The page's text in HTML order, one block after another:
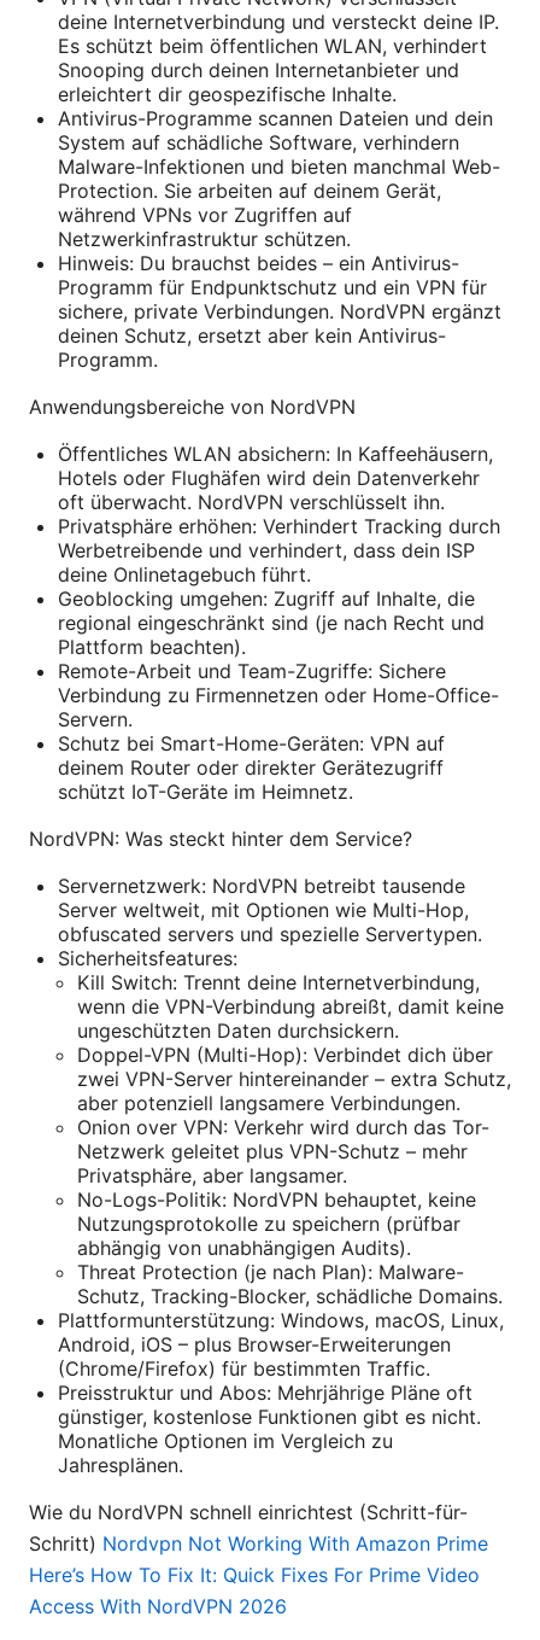
deine Internetverbindung und versteckt deine IP.
Es schützt beim öffentlichen WLAN, verhindert
Snooping durch deinen Internetanbieter und
erleichtert dir geospezifische Inhalte.
Antivirus-Programme scannen Dateien und dein
System auf schädliche Software, verhindern
Malware-Infektionen und bieten manchmal Web-
Protection. Sie arbeiten auf deinem Gerät,
während VPNs vor Zugriffen auf
Netzwerkinfrastruktur schützen.
Hinweis: Du brauchst beides – ein Antivirus-
Programm für Endpunktschutz und ein VPN für
sichere, private Verbindungen. NordVPN ergänzt
deinen Schutz, ersetzt aber kein Antivirus-
Programm.
Anwendungsbereiche von NordVPN
Öffentliches WLAN absichern: In Kaffeehäusern,
Hotels oder Flughäfen wird dein Datenverkehr
oft überwacht. NordVPN verschlüsselt ihn.
Privatsphäre erhöhen: Verhindert Tracking durch
Werbetreibende und verhindert, dass dein ISP
deine Onlinetagebuch führt.
Geoblocking umgehen: Zugriff auf Inhalte, die
regional eingeschränkt sind (je nach Recht und
Plattform beachten).
Remote-Arbeit und Team-Zugriffe: Sichere
Verbindung zu Firmennetzen oder Home-Office-
Servern.
Schutz bei Smart-Home-Geräten: VPN auf
deinem Router oder direkter Gerätezugriff
schützt IoT-Geräte im Heimnetz.
NordVPN: Was steckt hinter dem Service?
Servernetzwerk: NordVPN betreibt tausende
Server weltweit, mit Optionen wie Multi-Hop,
obfuscated servers und spezielle Servertypen.
Sicherheitsfeatures:
Kill Switch: Trennt deine Internetverbindung,
wenn die VPN-Verbindung abreißt, damit keine
ungeschützten Daten durchsickern.
Doppel-VPN (Multi-Hop): Verbindet dich über
zwei VPN-Server hintereinander – extra Schutz,
aber potenziell langsamere Verbindungen.
Onion over VPN: Verkehr wird durch das Tor-
Netzwerk geleitet plus VPN-Schutz – mehr
Privatsphäre, aber langsamer.
No-Logs-Politik: NordVPN behauptet, keine
Nutzungsprotokolle zu speichern (prüfbar
abhängig von unabhängigen Audits).
Threat Protection (je nach Plan): Malware-
Schutz, Tracking-Blocker, schädliche Domains.
Plattformunterstützung: Windows, macOS, Linux,
Android, iOS – plus Browser-Erweiterungen
(Chrome/Firefox) für bestimmten Traffic.
Preisstruktur und Abos: Mehrjährige Pläne oft
günstiger, kostenlose Funktionen gibt es nicht.
Monatliche Optionen im Vergleich zu
Jahresplänen.
Wie du NordVPN schnell einrichtest (Schritt-für-
Schritt) Nordvpn Not Working With Amazon Prime
Here’s How To Fix It: Quick Fixes For Prime Video
Access With NordVPN 2026